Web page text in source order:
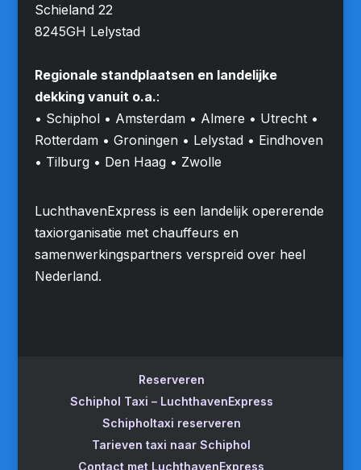
Schieland 22
8245GH Lelystad
Regionale standplaatsen en landelijke
dekking vanuit o.a.:
• Schiphol • Amsterdam • Almere • Utrecht •
Rotterdam • Groningen • Lelystad • Eindhoven
• Tilburg • Den Haag • Zwolle
LuchthavenExpress is een landelijk opererende
taxiorganisatie met chauffeurs en
samenwerkingspartners verspreid over heel
Nederland.
Reserveren
Schiphol Taxi – LuchthavenExpress
Schipholtaxi reserveren
Tarieven taxi naar Schiphol
Contact met LuchthavenExpress